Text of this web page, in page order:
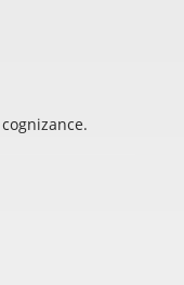
cognizance.